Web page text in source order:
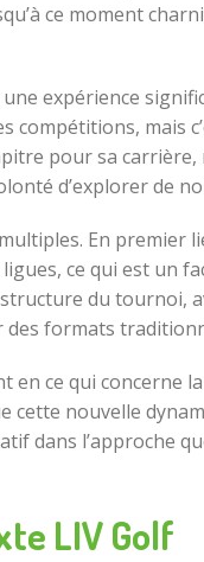
ce moment
expérience
mais
pour sa
d’explorer de
En premier
ce qui est un
du tournoi,
des formats
en ce qui concerne la
nouvelle
dans l’approche
LIV Golf